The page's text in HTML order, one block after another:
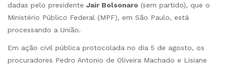
dadas pelo presidente Jair Bolsonaro (sem partido), que o
Ministério Público Federal (MPF), em São Paulo, está
processando a União.
Em ação civil pública protocolada no dia 5 de agosto, os
procuradores Pedro Antonio de Oliveira Machado e Lisiane